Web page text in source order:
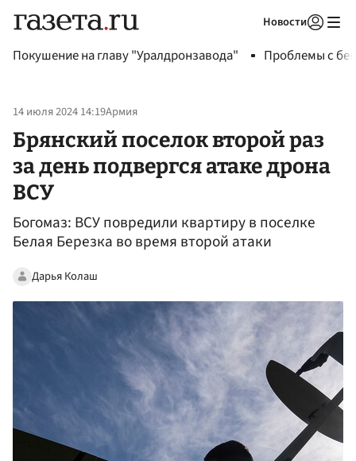
Новости
Покушение на главу "Уралдронзавода" Проблемы с
14 июля 2024 14:19Армия
Брянский поселок второй раз
за день подвергся атаке дрона
ВСУ
Богомаз: ВСУ повредили квартиру в поселке
Белая Березка во время второй атаки
Дарья Колаш